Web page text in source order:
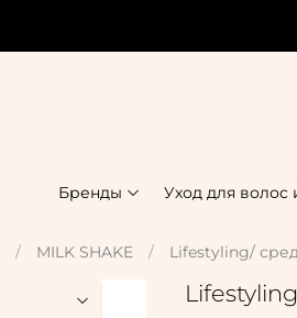
Бренды Уход для волос
MILK SHAKE Lifestyling/